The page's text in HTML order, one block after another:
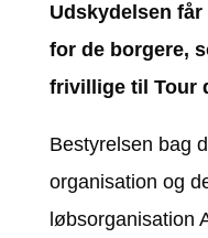
Udskydelsen
for de borgere,
frivillige til Tour
Bestyrelsen bag
organisation og
løbsorganisation